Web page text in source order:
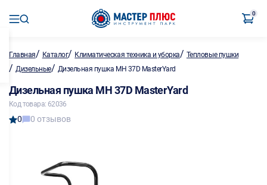
0
Главная/ Каталог/ Климатическая техника и уборка/ Тепловые пушки
/ Дизельные/ Дизельная пушка MH 37D MasterYard
Дизельная пушка MH 37D MasterYard
Код товара: 62036
0 0 отзывов